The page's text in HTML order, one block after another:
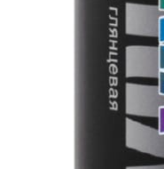
RAL CLASSIC K7
норм
цвета от
Бетон,